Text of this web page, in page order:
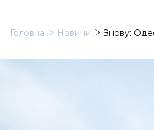
Головна Новини Знову: